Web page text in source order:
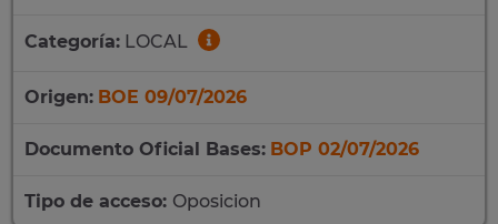
Categoría: LOCAL
Origen: BOE 09/07/2026
Documento Oficial Bases: BOP 02/07/2026
Tipo de acceso: Oposicion